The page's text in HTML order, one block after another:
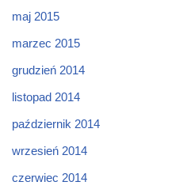
maj 2015
marzec 2015
grudzień 2014
listopad 2014
październik 2014
wrzesień 2014
czerwiec 2014